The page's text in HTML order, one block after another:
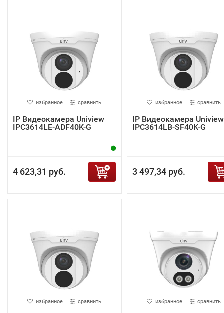
избранное сравнить
IP Видеокамера Uniview
IPC3614LE-ADF40K-G
4 623,31 руб.
избранное сравнить
IP Видеокамера Uniview
IPC3614LB-SF40K-G
3 497,34 руб.
избранное сравнить избранное сравнить